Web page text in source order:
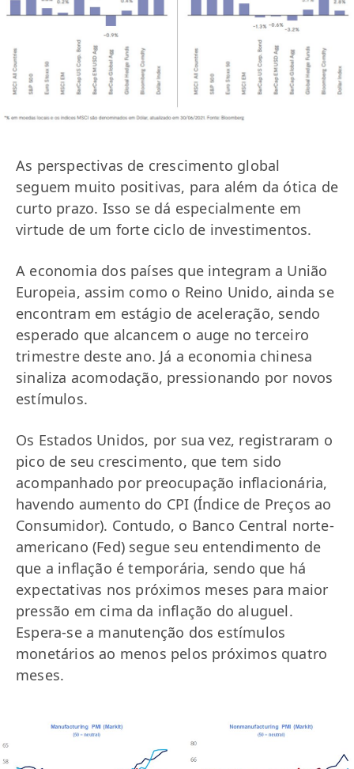
As perspectivas de crescimento global
seguem muito positivas, para além da ótica de
curto prazo. Isso se dá especialmente em
virtude de um forte ciclo de investimentos.
A economia dos países que integram a União
Europeia, assim como o Reino Unido, ainda se
encontram em estágio de aceleração, sendo
esperado que alcancem o auge no terceiro
trimestre deste ano. Já a economia chinesa
sinaliza acomodação, pressionando por novos
estímulos.
Os Estados Unidos, por sua vez, registraram o
pico de seu crescimento, que tem sido
acompanhado por preocupação inflacionária,
havendo aumento do CPI (Índice de Preços ao
Consumidor). Contudo, o Banco Central norte-
americano (Fed) segue seu entendimento de
que a inflação é temporária, sendo que há
expectativas nos próximos meses para maior
pressão em cima da inflação do aluguel.
Espera-se a manutenção dos estímulos
monetários ao menos pelos próximos quatro
meses.